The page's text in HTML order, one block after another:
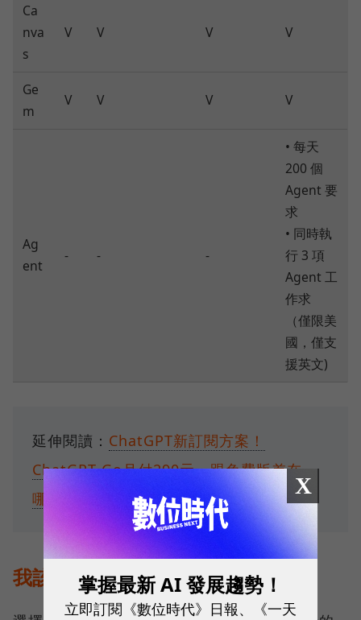
Ca
nva
s
V V V V
Ge
m
V V V V
Ag
ent
- - -
• 每天
200 個
Agent 要
求
• 同時執
行 3 項
Agent 工
作求
（僅限美
國，僅支
援英文)
延伸閱讀： ChatGPT新訂閱方案！
ChatGPT Go月付290元，跟免費版差在
哪？4種方案一次看
我該如何選擇合適的訂閱方案？
X
掌握最新 AI 發展趨勢！
立即訂閱《數位時代》日報、《一天